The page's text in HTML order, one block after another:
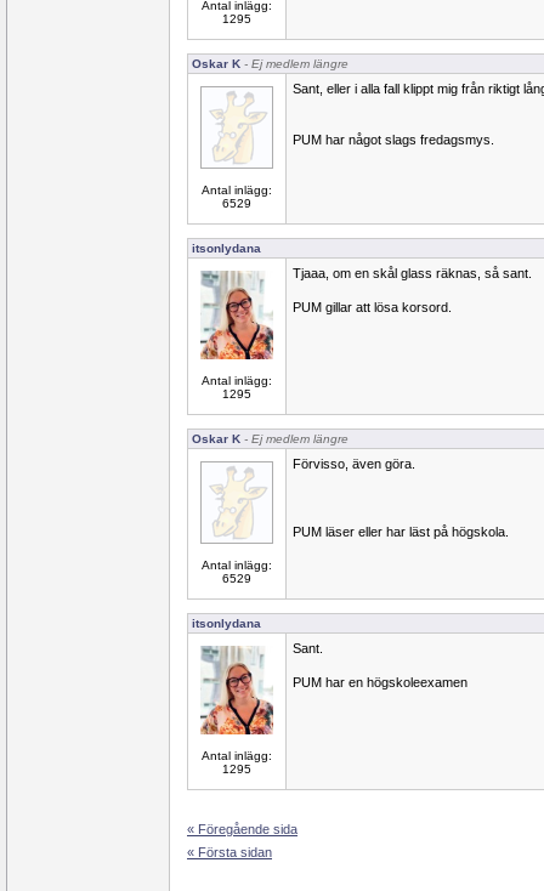
Antal inlägg:
1295
Oskar K - Ej medlem längre
Antal inlägg:
6529
Sant, eller i alla fall klippt mig från riktigt
PUM har något slags fredagsmys.
itsonlydana
Antal inlägg:
1295
Tjaaa, om en skål glass räknas, så sant.
PUM gillar att lösa korsord.
Oskar K - Ej medlem längre
Antal inlägg:
6529
Förvisso, även göra.
PUM läser eller har läst på högskola.
itsonlydana
Antal inlägg:
1295
Sant.
PUM har en högskoleexamen
« Föregående sida
« Första sidan